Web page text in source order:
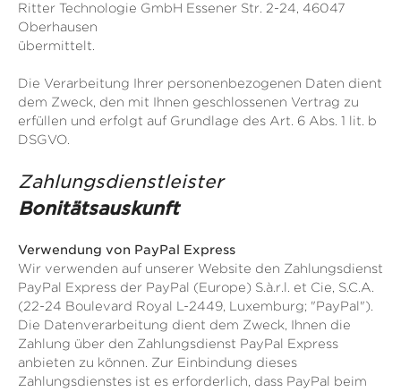
Ritter Technologie GmbH Essener Str. 2-24, 46047
Oberhausen
übermittelt.
Die Verarbeitung Ihrer personenbezogenen Daten dient
dem Zweck, den mit Ihnen geschlossenen Vertrag zu
erfüllen und erfolgt auf Grundlage des Art. 6 Abs. 1 lit. b
DSGVO.
Zahlungsdienstleister
Bonitätsauskunft
Verwendung von PayPal Express
Wir verwenden auf unserer Website den Zahlungsdienst
PayPal Express der PayPal (Europe) S.à.r.l. et Cie, S.C.A.
(22-24 Boulevard Royal L-2449, Luxemburg; "PayPal").
Die Datenverarbeitung dient dem Zweck, Ihnen die
Zahlung über den Zahlungsdienst PayPal Express
anbieten zu können. Zur Einbindung dieses
Zahlungsdienstes ist es erforderlich, dass PayPal beim